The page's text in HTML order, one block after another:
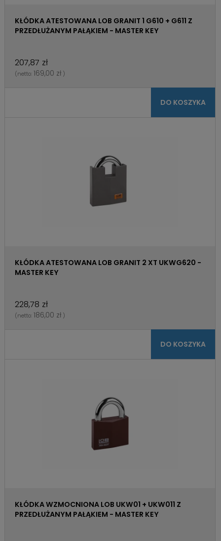
KŁÓDKA ATESTOWANA LOB GRANIT 1 G610 + G611 Z
PRZEDŁUŻANYM PAŁĄKIEM - MASTER KEY
207,87 zł
(netto: 169,00 zł )
DO KOSZYKA
KŁÓDKA ATESTOWANA LOB GRANIT 2 XT UKWG620 -
MASTER KEY
228,78 zł
(netto: 186,00 zł )
DO KOSZYKA
KŁÓDKA WZMOCNIONA LOB UKW01 + UKW011 Z
PRZEDŁUŻANYM PAŁĄKIEM - MASTER KEY